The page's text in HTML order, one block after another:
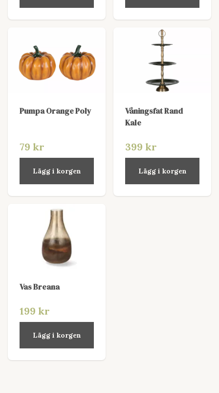
Pumpa Orange Poly
79 kr
Lägg i korgen
Våningsfat Rand
Kale
399 kr
Lägg i korgen
Vas Breana
199 kr
Lägg i korgen